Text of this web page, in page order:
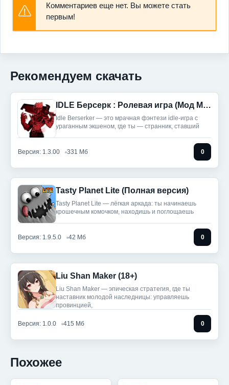
Комментариев еще нет. Вы можете стать
первым!
Рекомендуем скачать
IDLE Берсерк : Ролевая игра (Мод Меню)
Idle Berserker — это мрачная фэнтези idle-игра с
ураганным экшеном, где ты — странник, ставший
Версия: 1.3.00 331 Мб 0
Tasty Planet Lite (Полная версия)
Tasty Planet Lite — лёгкая аркада: ты начинаешь
крошечным комочком, находишь и поглощаешь
Версия: 1.9.5.0 42 Мб 0
Liu Shan Maker (18+)
Liu Shan Maker — эпическая стратегия, где ты
наставник молодой наследницы: управляешь
провинцией,
Версия: 1.0.0 415 Мб 0
Похожее